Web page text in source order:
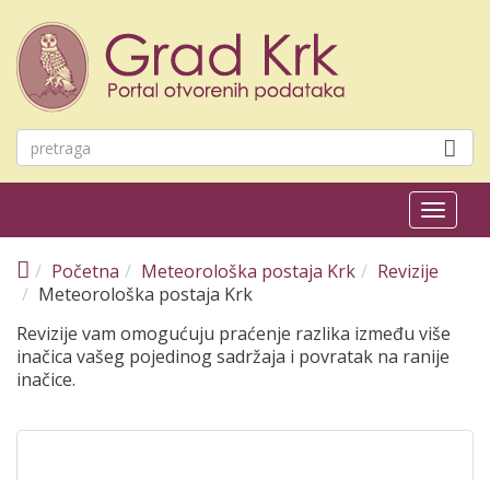
Toggle
Početna
Meteorološka postaja Krk
Revizije
Meteorološka postaja Krk
Revizije vam omogućuju praćenje razlika između više
inačica vašeg pojedinog sadržaja i povratak na ranije
inačice.